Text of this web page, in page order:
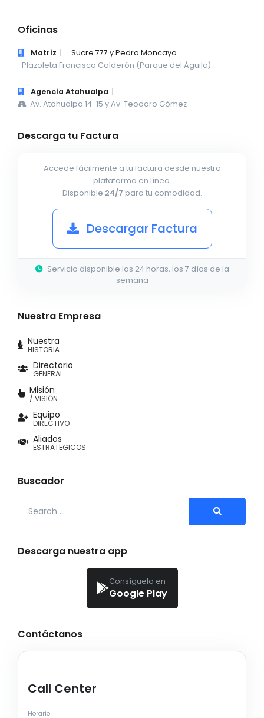
Oficinas
Matriz |
Sucre 777 y Pedro Moncayo
Plazoleta Francisco Calderón (Parque del Águila)
Agencia Atahualpa |
Av. Atahualpa 14-15 y Av. Teodoro Gómez
Descarga tu Factura
Accede fácilmente a tu factura desde nuestra
plataforma en línea.
Disponible 24/7 para tu comodidad.
Descargar Factura
Servicio disponible las 24 horas, los 7 días de la
semana
Nuestra Empresa
Nuestra
HISTORIA
Directorio
GENERAL
Misión
/ VISIÓN
Equipo
DIRECTIVO
Aliados
ESTRATEGICOS
Buscador
Descarga nuestra app
Consíguelo en
Google Play
Contáctanos
Call Center
Horario